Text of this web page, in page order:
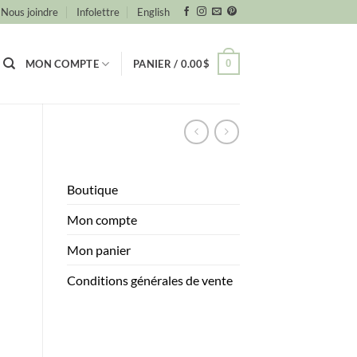
Nous joindre Infolettre English
MON COMPTE PANIER / 0.00$ 0
Boutique
Mon compte
Mon panier
Conditions générales de vente